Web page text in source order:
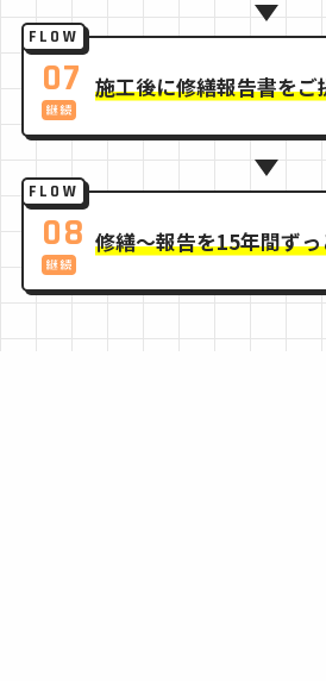
FLOW
07 施工後に修繕報告書をご
FLOW
08 修繕〜報告を15年間ず